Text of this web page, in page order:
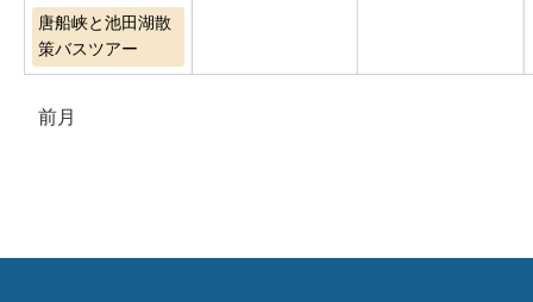
唐船峡と池田湖散
策バスツアー
前月